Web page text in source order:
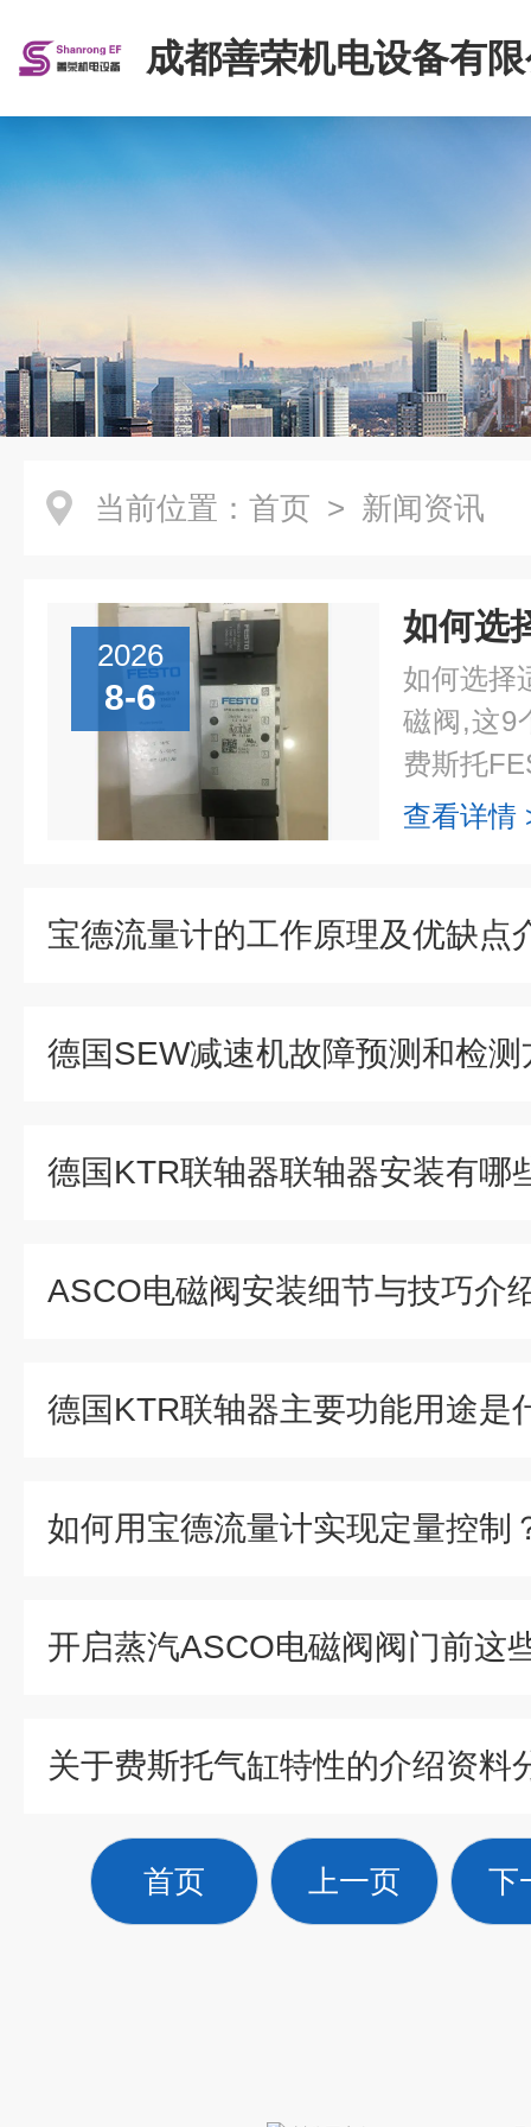
成都善荣机电设备有
当前位置： 首页 > 新闻资讯
2026
8-6
如何选择
磁阀,这9
费斯托
查看详情
宝德流量计的工作原理及优缺点
德国SEW减速机故障预测和检测
德国KTR联轴器联轴器安装有哪
ASCO电磁阀安装细节与技巧介
德国KTR联轴器主要功能用途是
如何用宝德流量计实现定量控制
关于费斯托气缸特性的介绍资料
首页 上一页 下